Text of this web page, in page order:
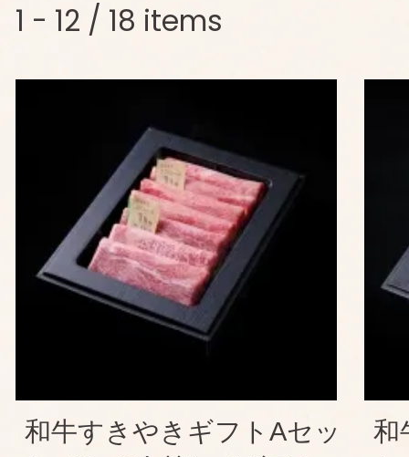
1 - 12 / 18 items
和牛すきやきギフトAセッ
和